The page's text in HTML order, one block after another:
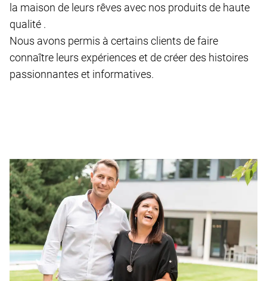
la maison de leurs rêves avec nos produits de haute
qualité .
Nous avons permis à certains clients de faire
connaître leurs expériences et de créer des histoires
passionnantes et informatives.